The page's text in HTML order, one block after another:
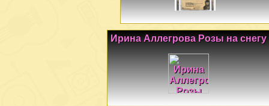
Ирина Аллегрова Розы на снегу